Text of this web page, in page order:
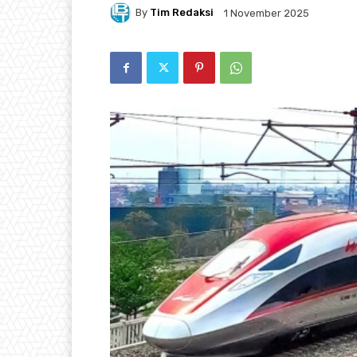
By Tim Redaksi 1 November 2025